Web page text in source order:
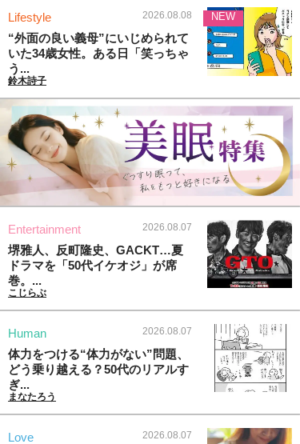
Lifestyle 2026.08.08
“外面の良い義母”にいじめられて
いた34歳女性。ある日「笑っちゃ
う...
鈴木詩子
NEW
Entertainment 2026.08.07
堺雅人、反町隆史、GACKT…夏
ドラマを「50代イケオジ」が席
巻。...
こじらぶ
Human 2026.08.07
体力をつける“体力がない”問題、
どう乗り越える？50代のリアルす
ぎ...
まなたろう
Love 2026.08.07